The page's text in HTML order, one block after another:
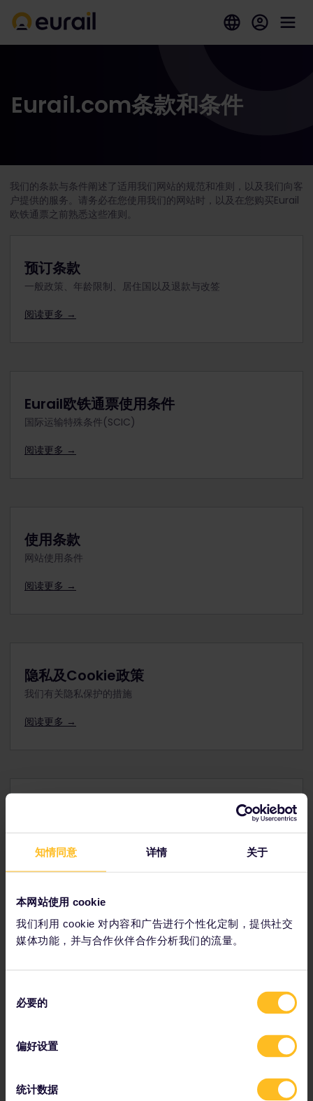
知情同意 详情 关于
本网站使用 cookie
我们利用 cookie 对内容和广告进行个性化定制，提供社交
媒体功能，并与合作伙伴合作分析我们的流量。
必要的
偏好设置
统计数据
Eurail.com条款和条件
我们的条款与条件阐述了适用我们网站的规范和准则，以及我们向客
户提供的服务。请务必在您使用我们的网站时，以及在您购买Eurail
欧铁通票之前熟悉这些准则。
预订条款
一般政策、年龄限制、居住国以及退款与改签
阅读更多 →
Eurail欧铁通票使用条件
国际运输特殊条件(SCIC)
阅读更多 →
使用条款
网站使用条件
阅读更多 →
隐私及Cookie政策
我们有关隐私保护的措施
阅读更多 →
阅读更多 →
我们的合作伙伴包括